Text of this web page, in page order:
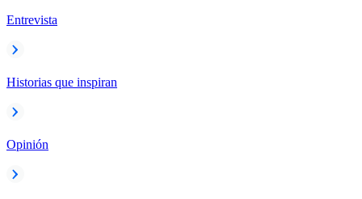
Entrevista
Historias que inspiran
Opinión